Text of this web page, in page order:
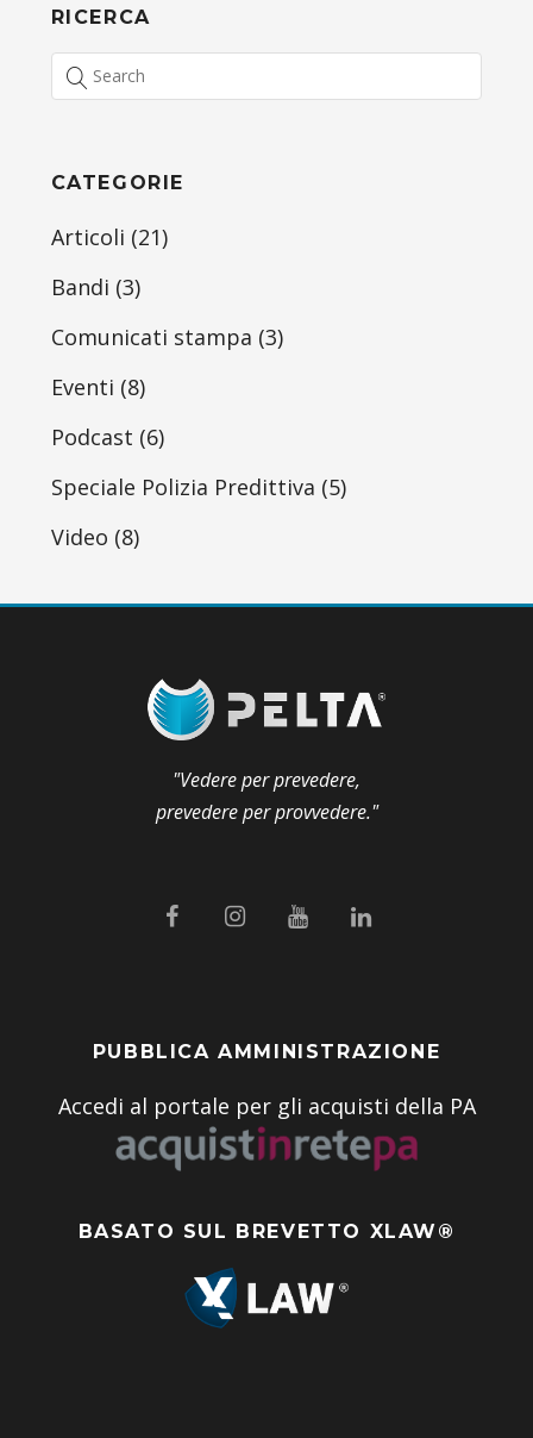
RICERCA
CATEGORIE
Articoli (21)
Bandi (3)
Comunicati stampa (3)
Eventi (8)
Podcast (6)
Speciale Polizia Predittiva (5)
Video (8)
"Vedere per prevedere,
prevedere per provvedere."
PUBBLICA AMMINISTRAZIONE
Accedi al portale per gli acquisti della PA
BASATO SUL BREVETTO XLAW®